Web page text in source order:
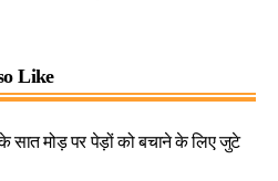
Like
सात मोड़ पर पेड़ों को बचाने के लिए जुटे